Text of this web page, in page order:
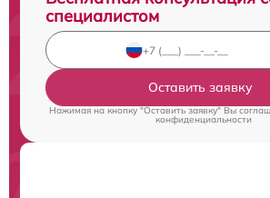
специалистом
Оставить заявку
Нажимая на кнопку "Оставить заявку" Вы
конфиденциальности